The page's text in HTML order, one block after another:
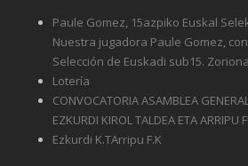
Paule Gomez, 15azpiko Euskal
Nuestra jugadora Paule Gomez,
Selección de Euskadi sub15.
Lotería
CONVOCATORIA ASAMBLEA
EZKURDI KIROL TALDEA ETA ARRIPU
Ezkurdi K.TArripu F.K